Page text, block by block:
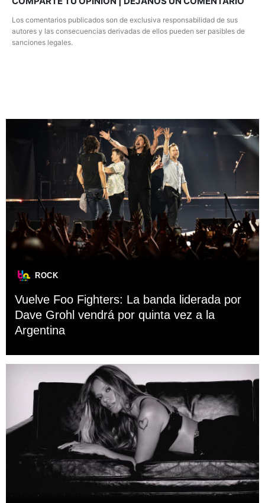
Los comentarios publicados son de exclusiva responsabilidad de sus
autores y las consecuencias derivadas de ellos pueden ser pasibles de
sanciones legales.
ROCK
Vuelve Foo Fighters: La banda liderada por
Dave Grohl vendrá por quinta vez a la
Argentina